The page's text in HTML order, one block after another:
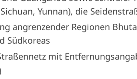
Yunnan), die
angrenzender Regionen
Südkoreas
mit